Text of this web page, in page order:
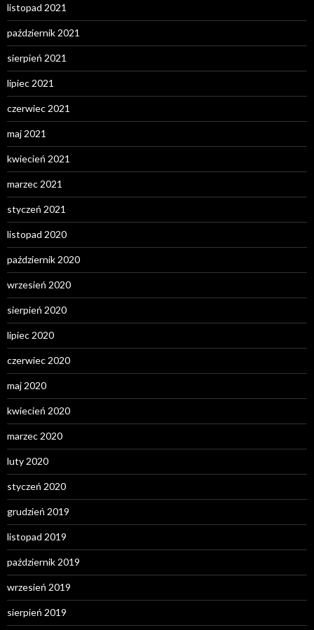
listopad 2021
październik 2021
sierpień 2021
lipiec 2021
czerwiec 2021
maj 2021
kwiecień 2021
marzec 2021
styczeń 2021
listopad 2020
październik 2020
wrzesień 2020
sierpień 2020
lipiec 2020
czerwiec 2020
maj 2020
kwiecień 2020
marzec 2020
luty 2020
styczeń 2020
grudzień 2019
listopad 2019
październik 2019
wrzesień 2019
sierpień 2019